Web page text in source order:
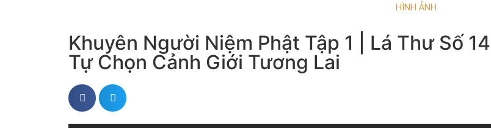
HÌNH ẢNH
Khuyên Người Niệm Phật Tập 1 | Lá Thư Số 14 |
Tự Chọn Cảnh Giới Tương Lai